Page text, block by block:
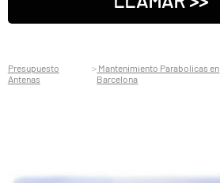
Presupuesto
Antenas
Mantenimiento Parabolicas en
Barcelona